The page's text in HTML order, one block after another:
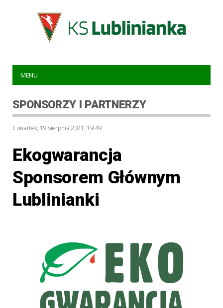
MENU
SPONSORZY I PARTNERZY
czwartek, 19 sierpnia 2021, 19:49
Ekogwarancja
Sponsorem Głównym
Lublinianki